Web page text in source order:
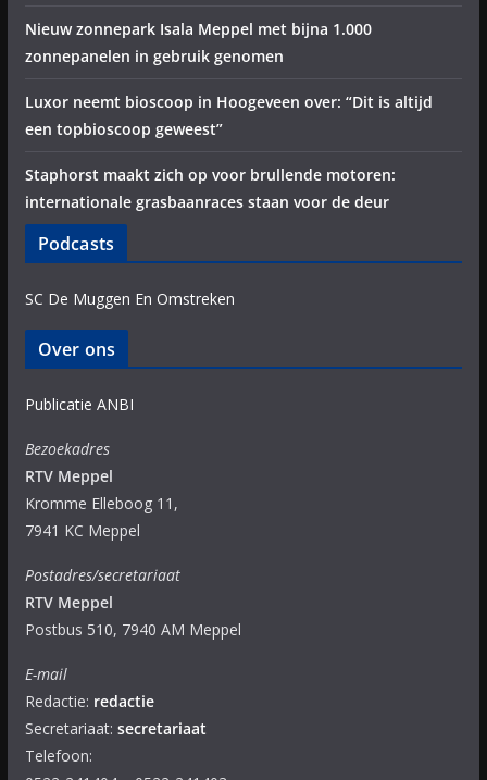
Nieuw zonnepark Isala Meppel met bijna 1.000
zonnepanelen in gebruik genomen
Luxor neemt bioscoop in Hoogeveen over: “Dit is altijd
een topbioscoop geweest”
Staphorst maakt zich op voor brullende motoren:
internationale grasbaanraces staan voor de deur
Podcasts
SC De Muggen En Omstreken
Over ons
Publicatie ANBI
Bezoekadres
RTV Meppel
Kromme Elleboog 11,
7941 KC Meppel
Postadres/secretariaat
RTV Meppel
Postbus 510, 7940 AM Meppel
E-mail
Redactie: redactie
Secretariaat: secretariaat
Telefoon: